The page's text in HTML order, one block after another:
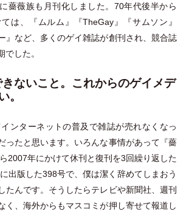
薔薇族も月刊化しました。70年代後半から
は、『ムルム』『TheGay』『サムソン』
』など、多くのゲイ雑誌が創刊され、競合誌
した。
ないこと。これからのゲイメデ
。
ンターネットの普及で雑誌が売れなくなっ
ったと思います。いろんな事情があって『薔
2007年にかけて休刊と復刊を3回繰り返した
出版した398号で、僕は潔く辞めてしまおう
たんです。そうしたらテレビや新聞社、週刊
く、海外からもマスコミが押し寄せて報道し